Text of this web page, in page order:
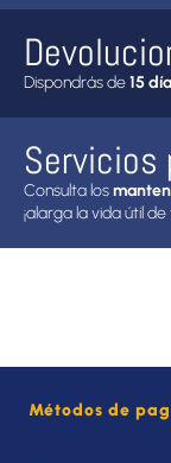
Dispondrás de15
Consulta los
¡alarga la vida útil
Métodos de